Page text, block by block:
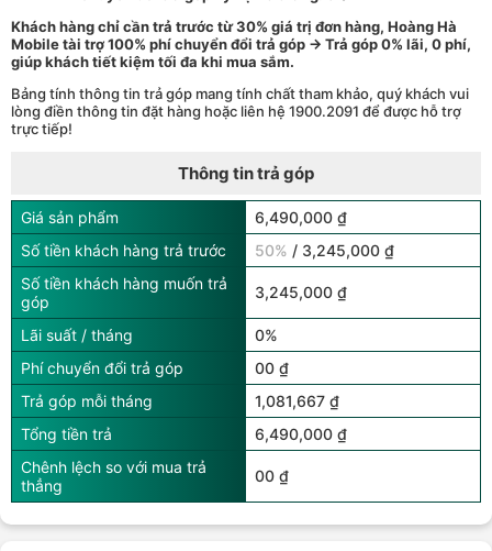
Khách hàng chỉ cần trả trước từ 30% giá trị đơn hàng, Hoàng Hà
Mobile tài trợ 100% phí chuyển đổi trả góp → Trả góp 0% lãi, 0 phí,
giúp khách tiết kiệm tối đa khi mua sắm.
Bảng tính thông tin trả góp mang tính chất tham khảo, quý khách vui
lòng điền thông tin đặt hàng hoặc liên hệ 1900.2091 để được hỗ trợ
trực tiếp!
Thông tin trả góp
Giá sản phẩm
6,490,000 ₫
Số tiền khách hàng trả trước
50% / 3,245,000 ₫
Số tiền khách hàng muốn trả
góp
3,245,000 ₫
Lãi suất / tháng
0%
Phí chuyển đổi trả góp
00 ₫
Trả góp mỗi tháng
1,081,667 ₫
Tổng tiền trả
6,490,000 ₫
Chênh lệch so với mua trả
thẳng
00 ₫